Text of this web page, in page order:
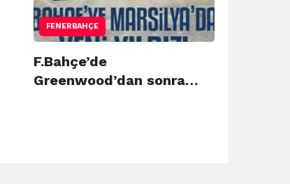
FENERBAHÇE
F.Bahçe’de
Greenwood’dan sonra…